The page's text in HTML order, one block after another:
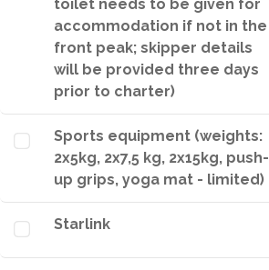
toilet needs to be given for
accommodation if not in the
front peak; skipper details
will be provided three days
prior to charter)
Sports equipment (weights:
2x5kg, 2x7,5 kg, 2x15kg, push-
up grips, yoga mat - limited)
Starlink